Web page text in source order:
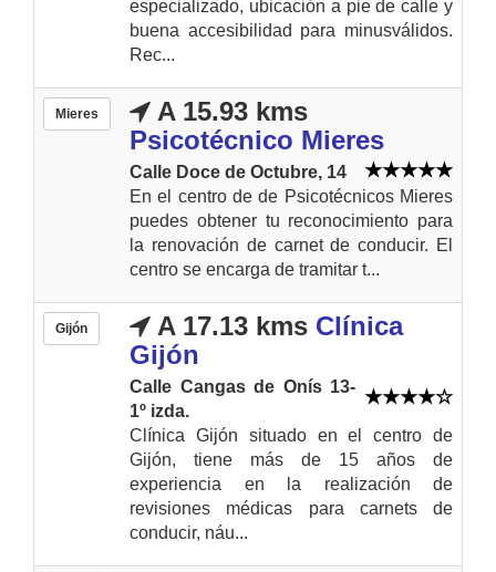
especializado, ubicación a pie de calle y
buena accesibilidad para minusválidos.
Rec...
Mieres
A 15.93 kms
Psicotécnico Mieres
Calle Doce de Octubre, 14
En el centro de de Psicotécnicos Mieres
puedes obtener tu reconocimiento para
la renovación de carnet de conducir. El
centro se encarga de tramitar t...
Gijón A 17.13 kms Clínica
Gijón
Calle Cangas de Onís 13-
1º izda.
Clínica Gijón situado en el centro de
Gijón, tiene más de 15 años de
experiencia en la realización de
revisiones médicas para carnets de
conducir, náu...